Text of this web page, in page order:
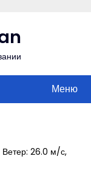
Меню
26.0 м/с,